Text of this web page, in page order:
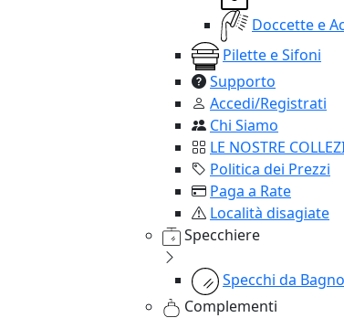
Doccette e
Pilette e Sifoni
Supporto
Accedi/Registrati
Chi Siamo
LE NOSTRE
Politica dei Prezzi
Paga a Rate
Località disagiate
Specchiere
Specchi da Bagno
Complementi